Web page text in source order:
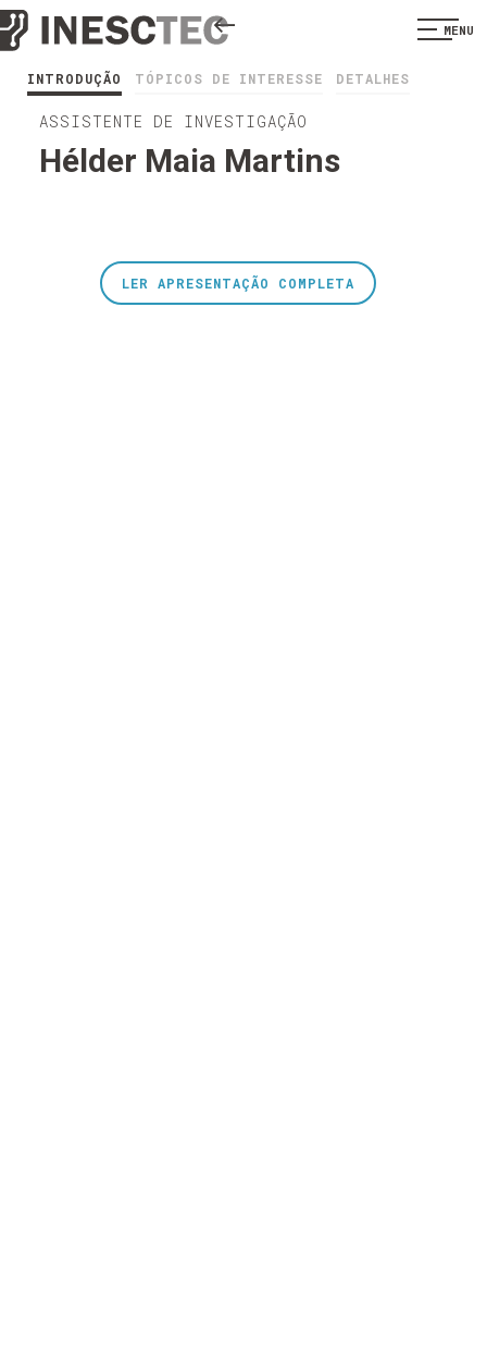
MENU
INTRODUÇÃO TÓPICOS DE INTERESSE DETALHES
ASSISTENTE DE INVESTIGAÇÃO
Hélder Maia Martins
LER APRESENTAÇÃO COMPLETA